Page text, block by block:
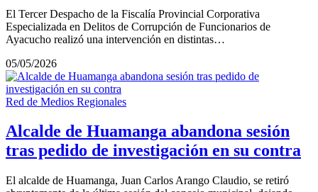
El Tercer Despacho de la Fiscalía Provincial Corporativa
Especializada en Delitos de Corrupción de Funcionarios de
Ayacucho realizó una intervención en distintas…
05/05/2026
Red de Medios Regionales
Alcalde de Huamanga abandona sesión
tras pedido de investigación en su contra
El alcalde de Huamanga, Juan Carlos Arango Claudio, se retiró